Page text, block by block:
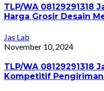
TLP/WA 08129291318
Harga Grosir Desain
Jas Lab
November 10, 2024
TLP/WA 08129291318
Kompetitif